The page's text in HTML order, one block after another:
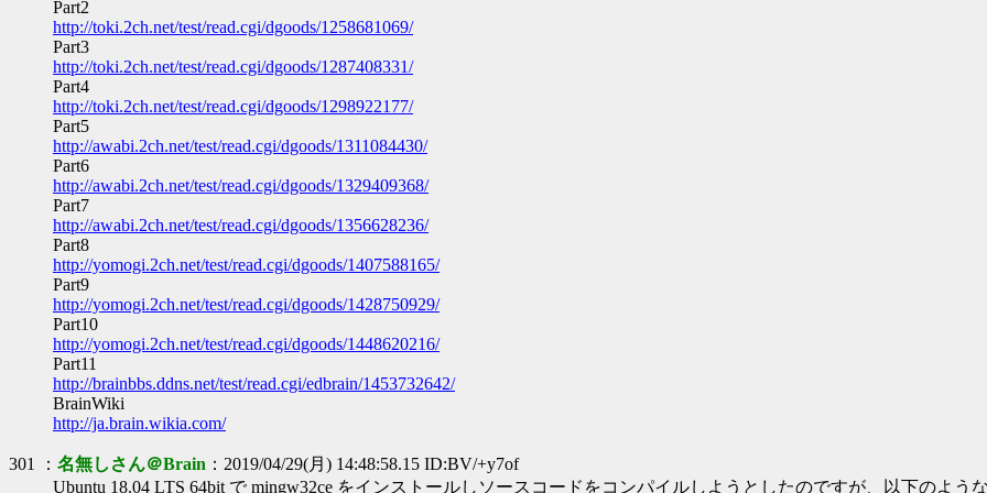
Part2
http://toki.2ch.net/test/read.cgi/dgoods/1258681069/
Part3
http://toki.2ch.net/test/read.cgi/dgoods/1287408331/
Part4
http://toki.2ch.net/test/read.cgi/dgoods/1298922177/
Part5
http://awabi.2ch.net/test/read.cgi/dgoods/1311084430/
Part6
http://awabi.2ch.net/test/read.cgi/dgoods/1329409368/
Part7
http://awabi.2ch.net/test/read.cgi/dgoods/1356628236/
Part8
http://yomogi.2ch.net/test/read.cgi/dgoods/1407588165/
Part9
http://yomogi.2ch.net/test/read.cgi/dgoods/1428750929/
Part10
http://yomogi.2ch.net/test/read.cgi/dgoods/1448620216/
Part11
http://brainbbs.ddns.net/test/read.cgi/edbrain/1453732642/
BrainWiki
http://ja.brain.wikia.com/
301 ： 名無しさん＠Brain ：2019/04/29(月) 14:48:58.15 ID:BV/+y7of
Ubuntu 18.04 LTS 64bit で mingw32ce をインストールしソースコードをコンパイルしようとしたのですが、以下のよう